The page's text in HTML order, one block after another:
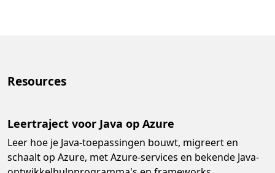
Resources
Leertraject voor Java op Azure
Leer hoe je Java-toepassingen bouwt, migreert en
schaalt op Azure, met Azure-services en bekende Java-